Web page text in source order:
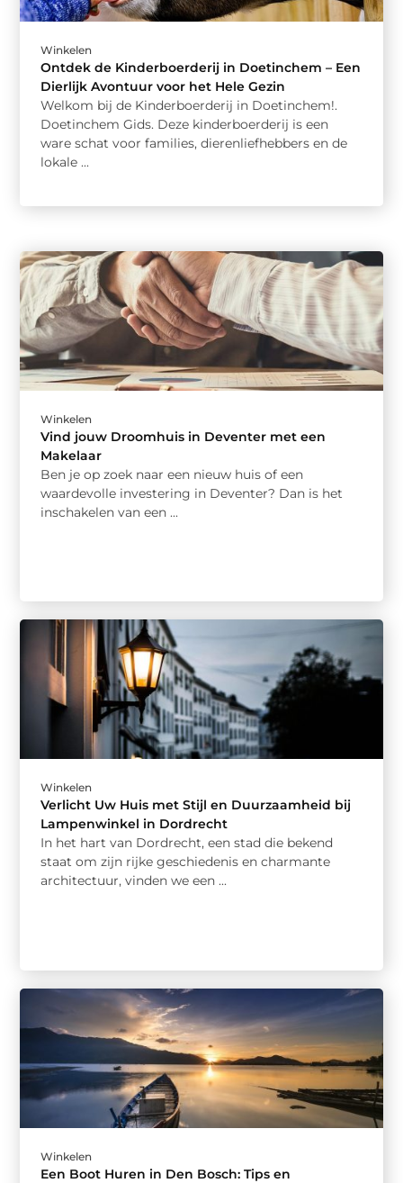
Winkelen
Ontdek de Kinderboerderij in Doetinchem – Een
Dierlijk Avontuur voor het Hele Gezin
Welkom bij de Kinderboerderij in Doetinchem!.
Doetinchem Gids. Deze kinderboerderij is een
ware schat voor families, dierenliefhebbers en de
lokale ...
Winkelen
Vind jouw Droomhuis in Deventer met een
Makelaar
Ben je op zoek naar een nieuw huis of een
waardevolle investering in Deventer? Dan is het
inschakelen van een ...
Winkelen
Verlicht Uw Huis met Stijl en Duurzaamheid bij
Lampenwinkel in Dordrecht
In het hart van Dordrecht, een stad die bekend
staat om zijn rijke geschiedenis en charmante
architectuur, vinden we een ...
Winkelen
Een Boot Huren in Den Bosch: Tips en